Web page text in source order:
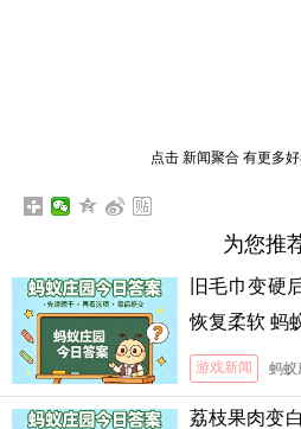
点击 新闻聚合有更多好
为您推
旧毛巾变硬
恢复柔软 蚂
游戏新闻 蚂蚁
荔枝果肉变